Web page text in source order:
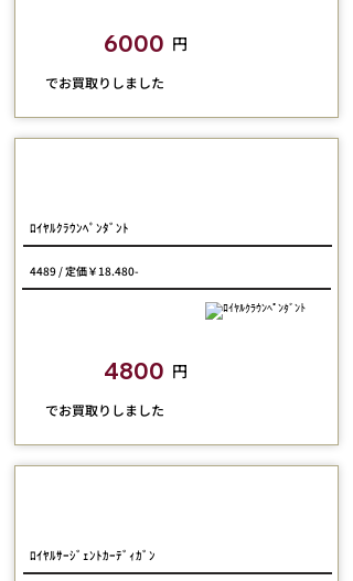
6000 円
​でお買取りしました
ﾛｲﾔﾙｸﾗｳﾝﾍﾟﾝﾀﾞﾝﾄ
4489 / 定価￥18.480-
4800 円
​でお買取りしました
ﾛｲﾔﾙｻｰｼﾞｪﾝﾄｶｰﾃﾞｨｶﾞﾝ